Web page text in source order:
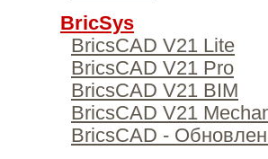
BricSys
BricsCAD V21 Lite
BricsCAD V21 Pro
BricsCAD V21 BIM
BricsCAD V21
BricsCAD -